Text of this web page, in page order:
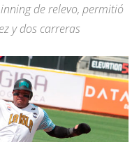
de relevo, permitió
y dos carreras